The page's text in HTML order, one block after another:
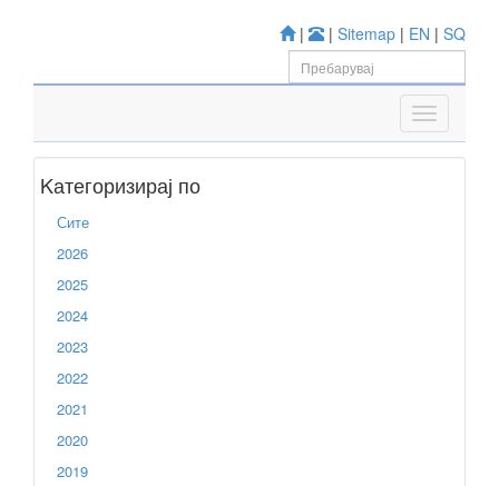
| | Sitemap | EN | SQ
Kатегоризирај по
Сите
2026
2025
2024
2023
2022
2021
2020
2019